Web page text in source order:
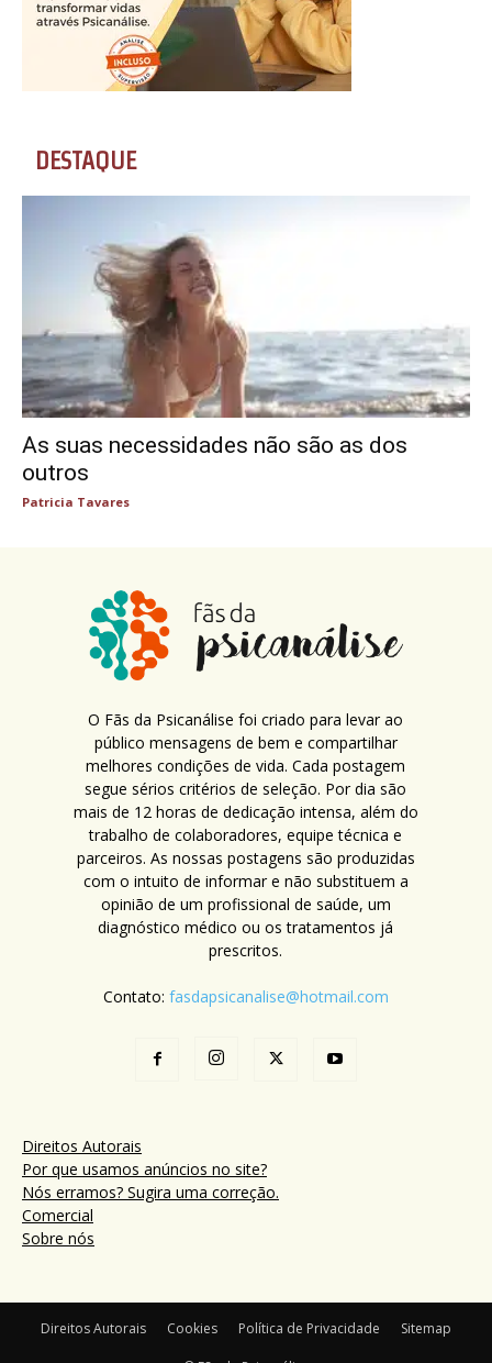
DESTAQUE
As suas necessidades não são as dos
outros
Patricia Tavares
O Fãs da Psicanálise foi criado para levar ao
público mensagens de bem e compartilhar
melhores condições de vida. Cada postagem
segue sérios critérios de seleção. Por dia são
mais de 12 horas de dedicação intensa, além do
trabalho de colaboradores, equipe técnica e
parceiros. As nossas postagens são produzidas
com o intuito de informar e não substituem a
opinião de um profissional de saúde, um
diagnóstico médico ou os tratamentos já
prescritos.
Contato: fasdapsicanalise@hotmail.com
Direitos Autorais
Por que usamos anúncios no site?
Nós erramos? Sugira uma correção.
Comercial
Sobre nós
Direitos Autorais Cookies Política de Privacidade Sitemap